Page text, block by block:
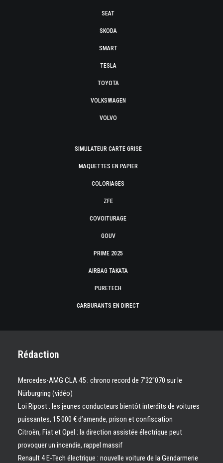
SEAT
SKODA
SMART
TESLA
TOYOTA
VOLKSWAGEN
VOLVO
SIMULATEUR CARTE GRISE
MAQUETTES EN PAPIER
COLORIAGES
ZFE
COVOITURAGE
GOUV
PRIME 2025
AIRBAG TAKATA
PURETECH
CARBURANTS EN DIRECT
Rédaction
Mercedes-AMG CLA 45 : chrono record de 7’32″070 sur le
Nürburgring (vidéo)
Loi Ripost : les jeunes conducteurs bientôt interdits de voitures
puissantes, 15 000 € d’amende, prison et confiscation
Citroën, Fiat et Opel : la direction assistée électrique peut
provoquer un incendie, rappel massif
Renault 4 E-Tech électrique : nouvelle voiture de la Gendarmerie